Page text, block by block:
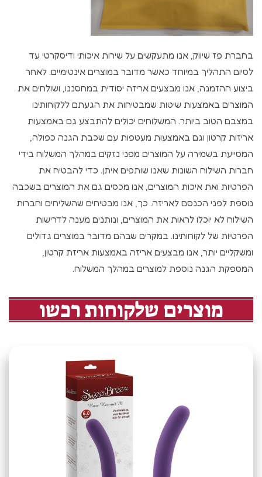
בחברת פז שיווק, אנו מתעקשים על שירות איכותי ודיסקרטי עד
לסיום התהליך במיוחד כאשר מדובר במוצרים אינטימיים. לאחר
ביצוע ההזמנה, אנו מבצעים אריזה יסודית במחסננו, ושולחים את
המוצרים באמצעות שיטות שמבטיחות את הגעתם ללקוחותינו
במצבם הטוב ביותר. המשלוחים יכולים להתבצע גם באמצעות
אריזות קרטון וגם באמצעות מעטפות עם שכבת הגנה כפולה,
המסייעת בשמירה על המוצרים מפני נזקים במהלך המשלוח בידי
חברות השילוח השונות שאנו שותפים איתן. כדי להבטיח את
הפרטיות ואת איכות המוצרים, אנו מכסים גם את המוצרים בשכבה
נוספת לפני הכנסם לאריזה. כך, אנו מבטיחים שהשליחים וחברות
השילוח לא יוכלו לראות את המוצרים, ונותנים מענה לדרישות
הפרטיות של לקוחותינו. במקרים שבהם מדובר במוצרים גדולים
ומשקליים יותר, אנו מבצעים אריזה באמצעות אריזת קרטון,
המספקת הגנה נוספת למוצרים במהלך המשלוח.
מוצרים שלקוחות רכשו